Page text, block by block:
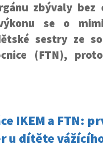
zbývaly bez
se o
sestry ze
(FTN),
IKEM a FTN:
u dítěte